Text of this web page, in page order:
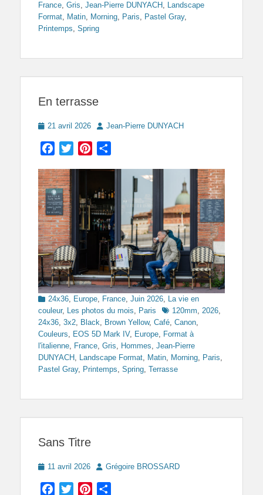
France, Gris, Jean-Pierre DUNYACH , Landscape
Format, Matin, Morning, Paris, Pastel Gray,
Printemps, Spring
En terrasse
Posted
21 avril 2026 Author
Jean-Pierre DUNYACH
Facebook
TwitterPinterest
Categories
24x36, Europe, France, Juin 2026, La vie en
couleur, Les photos du mois, Paris Tags120mm, 2026,
24x36, 3x2, Black, Brown Yellow, Café, Canon,
Couleurs, EOS 5D Mark IV, Europe, Format à
l'italienne, France, Gris, Hommes, Jean-Pierre
DUNYACH , Landscape Format, Matin, Morning, Paris,
Pastel Gray, Printemps, Spring, Terrasse
Sans Titre
Posted
11 avril 2026 Author
Grégoire BROSSARD
Facebook
TwitterPinterest